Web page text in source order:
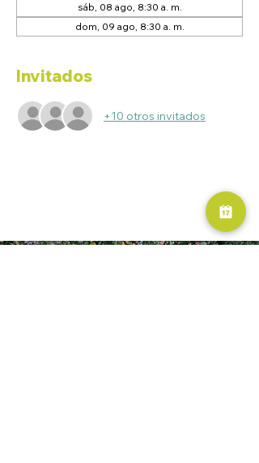
sáb, 08 ago, 8:30 a. m.
dom, 09 ago, 8:30 a. m.
Invitados
+10 otros invitados